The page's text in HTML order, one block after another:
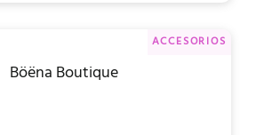
ACCESORIOS
Böëna Boutique